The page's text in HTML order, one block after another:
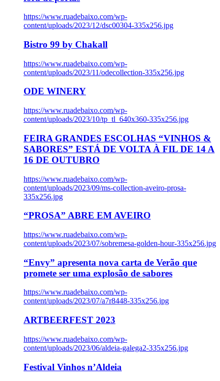
https://www.ruadebaixo.com/wp-
content/uploads/2023/12/dsc00304-335x256.jpg
Bistro 99 by Chakall
https://www.ruadebaixo.com/wp-
content/uploads/2023/11/odecollection-335x256.jpg
ODE WINERY
https://www.ruadebaixo.com/wp-
content/uploads/2023/10/tp_tl_640x360-335x256.jpg
FEIRA GRANDES ESCOLHAS “VINHOS &
SABORES” ESTÁ DE VOLTA À FIL DE 14 A
16 DE OUTUBRO
https://www.ruadebaixo.com/wp-
content/uploads/2023/09/ms-collection-aveiro-prosa-
335x256.jpg
“PROSA” ABRE EM AVEIRO
https://www.ruadebaixo.com/wp-
content/uploads/2023/07/sobremesa-golden-hour-335x256.jpg
“Envy” apresenta nova carta de Verão que
promete ser uma explosão de sabores
https://www.ruadebaixo.com/wp-
content/uploads/2023/07/a7r8448-335x256.jpg
ARTBEERFEST 2023
https://www.ruadebaixo.com/wp-
content/uploads/2023/06/aldeia-galega2-335x256.jpg
Festival Vinhos n’Aldeia